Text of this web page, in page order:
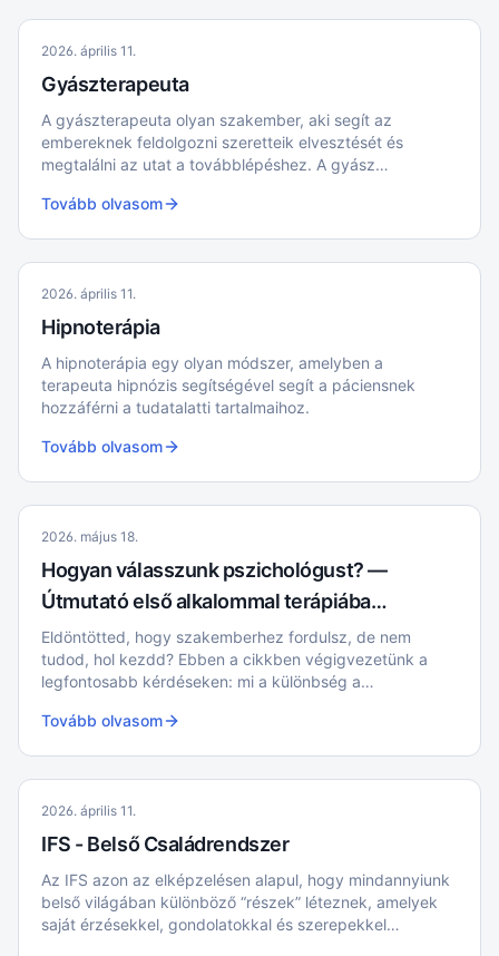
2026. április 11.
Gyászterapeuta
A gyászterapeuta olyan szakember, aki segít az
embereknek feldolgozni szeretteik elvesztését és
megtalálni az utat a továbblépéshez. A gyász
jár, hogy külső támogatásra van szükség.
Tovább olvasom
2026. április 11.
Hipnoterápia
A hipnoterápia egy olyan módszer, amelyben a
terapeuta hipnózis segítségével segít a páciensnek
hozzáférni a tudatalatti tartalmaihoz.
Tovább olvasom
2026. május 18.
Hogyan válasszunk pszichológust? —
Útmutató első alkalommal terápiába
indulóknak
Eldöntötted, hogy szakemberhez fordulsz, de nem
tudod, hol kezdd? Ebben a cikkben végigvezetünk a
legfontosabb kérdéseken: mi a különbség a
pszichológus, mi történik az első ülésen, és hogyan
Tovább olvasom
2026. április 11.
IFS - Belső Családrendszer
Az IFS azon az elképzelésen alapul, hogy mindannyiunk
belső világában különböző “részek” léteznek, amelyek
saját érzésekkel, gondolatokkal és szerepekkel